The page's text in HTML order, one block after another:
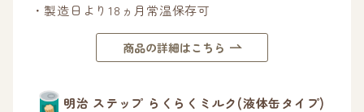
・製造日より18ヵ月常温保存可
商品の詳細はこちら
明治 ステップ らくらくミルク(液体缶タイプ)